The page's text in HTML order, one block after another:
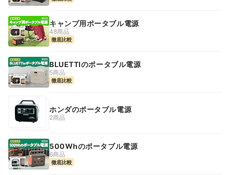
キャンプ用ポータブル電源
48商品
徹底比較
BLUETTIのポータブル電源
5商品
徹底比較
ホンダのポータブル電源
2商品
500Whのポータブル電源
6商品
徹底比較